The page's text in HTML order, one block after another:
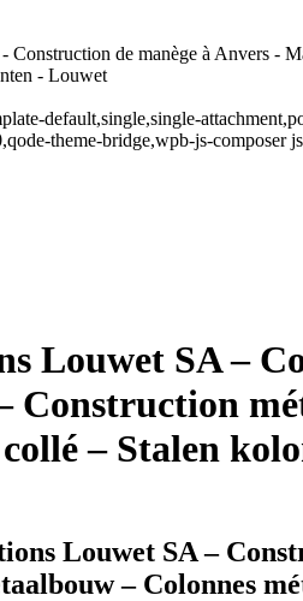
Construction de manège à Anvers -
- Louwet
default,single,single-
theme-bridge,wpb-js-composer
Louwet SA –
Construction
– Stalen
Louwet SA –
– Colonnes